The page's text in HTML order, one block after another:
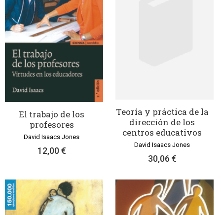
El trabajo de los
profesores
David Isaacs Jones
12,00 €
Teoría y práctica de la
dirección de los
centros educativos
David Isaacs Jones
30,06 €